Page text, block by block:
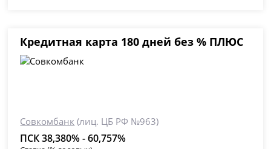
Кредитная карта 180 дней без % ПЛЮС
Совкомбанк (лиц. ЦБ РФ №963)
ПСК 38,380% - 60,757%